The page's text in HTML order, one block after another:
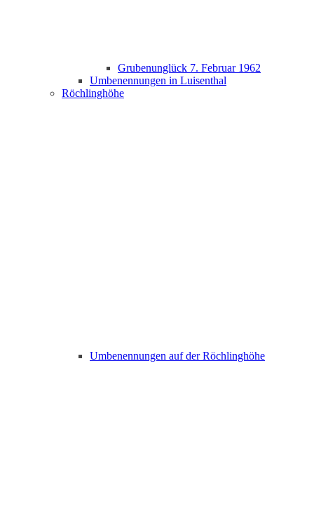
Grubenunglück 7. Februar 1962
Umbenennungen in Luisenthal
Röchlinghöhe
Umbenennungen auf der Röchlinghöhe